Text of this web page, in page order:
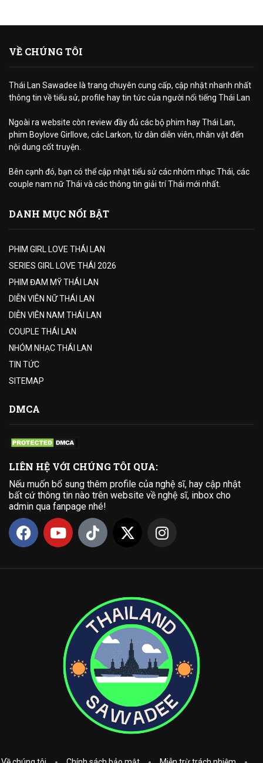
VỀ CHÚNG TÔI
Thái Lan Sawadee là trang chuyên cung cấp, cập nhật nhanh nhất
thông tin về tiểu sử, profile hay tin tức của người nổi tiếng Thái Lan
Ngoài ra website còn review đầy đủ các bộ phim hay Thái Lan,
phim Boylove Girllove, các Larkon, từ dàn diễn viên, nhân vật đến
nội dung cốt truyện.
Bên cạnh đó, bạn có thể cập nhật tiểu sử các nhóm nhạc Thái, các
couple nam nữ Thái và các thông tin giải trí Thái mới nhất.
DANH MỤC NỔI BẬT
PHIM GIRL LOVE THÁI LAN
SERIES GIRL LOVE THÁI 2026
PHIM ĐAM MỸ THÁI LAN
DIỄN VIÊN NỮ THÁI LAN
DIỄN VIÊN NAM THÁI LAN
COUPLE THÁI LAN
NHÓM NHẠC THÁI LAN
TIN TỨC
SITEMAP
DMCA
LIÊN HỆ VỚI CHÚNG TÔI QUA:
Nếu muốn bổ sung thêm profile của nghệ sĩ, hay cập nhật
bất cứ thông tin nào trên website về nghệ sĩ, inbox cho
admin qua fanpage nhé!